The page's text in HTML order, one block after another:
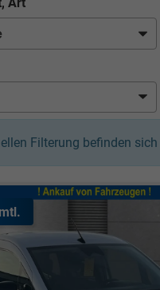
Filterung befinden sich